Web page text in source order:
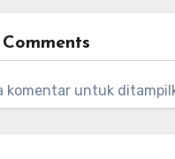
komentar untuk